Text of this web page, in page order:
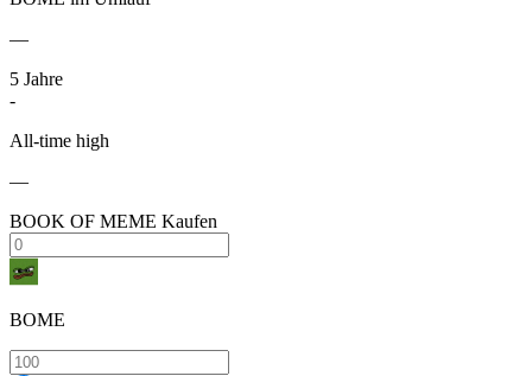
—
5 Jahre
-
All-time high
—
BOOK OF MEME Kaufen
BOME